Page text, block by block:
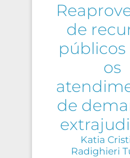
de
públicos
os
de
Katia
Radighieri